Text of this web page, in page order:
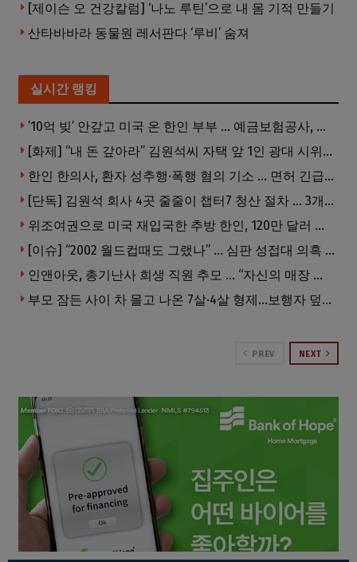
[제이슨 오 건강칼럼] ‘나노 루틴’으로 내 몸 기적 만들기
산타바바라 동물원 레서판다 ‘루비’ 숨져
실시간 랭킹
’10억 빚’ 안갚고 미국 온 한인 부부 … 예금보험공사, 미국서 소송
[화제] “내 돈 갚아라” 김원석씨 자택 앞 1인 광대 시위 … 한인 투자사, “108만 달러 못받아”
한인 한의사, 환자 성추행·폭행 혐의 기소 … 면허 긴급정지
[단독] 김원석 회사 4곳 줄줄이 챕터7 청산 절차 … 3개 법인 같은 날 동시 파산 신청
위조여권으로 미국 재입국한 추방 한인, 120만 달러 은행 사기 행각
[이슈] “2002 월드컵때도 그랬나” … 심판 성접대 의혹 해외로 일파만파, 4강 신화까지 불똥
인앤아웃, 총기난사 희생 직원 추모 … “자신의 매장 운영이 꿈이었다”
부모 잠든 사이 차 몰고 나온 7살·4살 형제…보행자 덮쳐 중태
PREV NEXT